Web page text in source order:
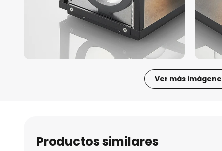
Ver más
Productos similares